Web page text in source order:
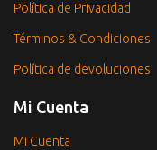
Política de Privacidad
Términos & Condiciones
Política de devoluciones
Mi Cuenta
Mi Cuenta